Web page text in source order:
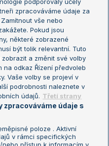
Open
mistrů
mistryň
zpracováváme údaje za
vše nebo
Pokud jsou
některé zobrazené
být tolik relevantní. Tuto
a změnit své volby
na odkaz Řízení předvoleb
Vaše volby se projeví v
podrobnosti naleznete v
údajů. Třetí strany
zpracováváme údaje s
poloze . Aktivní
v rámci specifických